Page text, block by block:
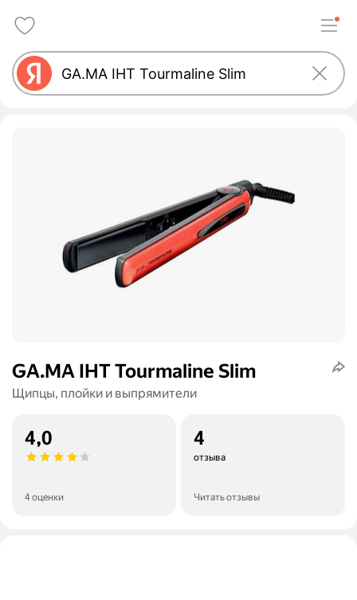
GA.MA IHT Tourmaline Slim
Щипцы, плойки и выпрямители
4,0
4 оценки
4
отзыва
Читать отзывы